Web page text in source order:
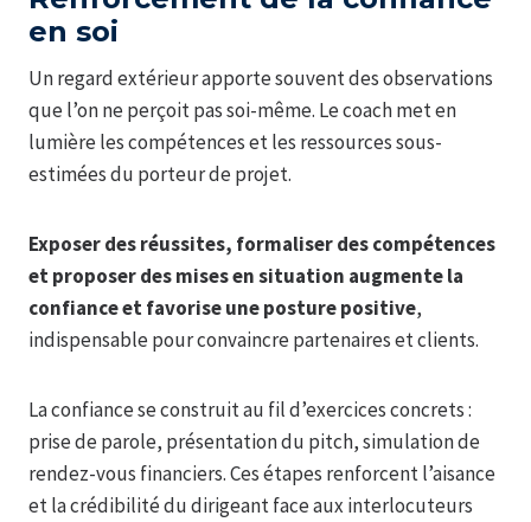
en soi
Un regard extérieur apporte souvent des observations
que l’on ne perçoit pas soi-même. Le coach met en
lumière les compétences et les ressources sous-
estimées du porteur de projet.
Exposer des réussites, formaliser des compétences
et proposer des mises en situation augmente la
confiance et favorise une posture positive,
indispensable pour convaincre partenaires et clients.
La confiance se construit au fil d’exercices concrets :
prise de parole, présentation du pitch, simulation de
rendez-vous financiers. Ces étapes renforcent l’aisance
et la crédibilité du dirigeant face aux interlocuteurs